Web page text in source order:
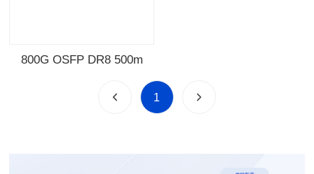
800G OSFP DR8 500m
1